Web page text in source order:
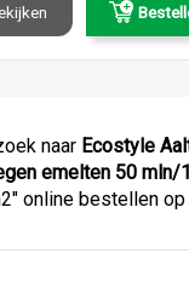
naar Ecostyle
emelten 50 mln/
online bestellen